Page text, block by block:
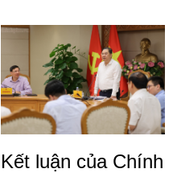
Kết luận của Chính